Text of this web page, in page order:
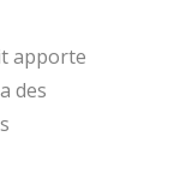
apporte
des